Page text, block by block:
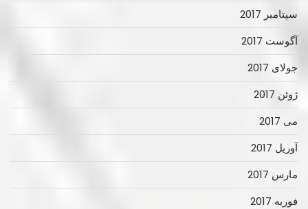
سپتامبر 2017
آگوست 2017
جولای 2017
ژوئن 2017
می 2017
آوریل 2017
مارس 2017
فوریه 2017